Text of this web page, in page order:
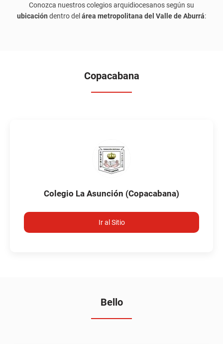
Conozca nuestros colegios arquidiocesanos según su
ubicación dentro del área metropolitana del Valle de Aburrá:
Copacabana
Colegio La Asunción (Copacabana)
Ir al Sitio
Bello